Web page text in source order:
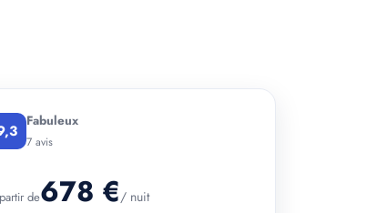
Fabuleux
7 avis
de678 €/ nuit